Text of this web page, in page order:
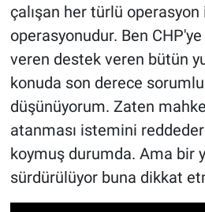
çalışan her türlü
operasyonudur. Ben
veren destek veren bütün
konuda son derece sorumlu
düşünüyorum. Zaten
atanması istemini
koymuş durumda. Ama bir
sürdürülüyor buna dikkat
Teknoloji
Türkiye'nin Geleceği
Türkiye'nin Gündemi
Yerel Gündem
Yerel Yaşam